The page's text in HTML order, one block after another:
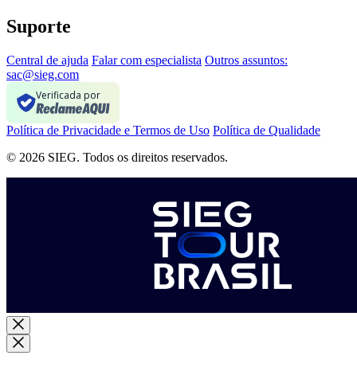
Suporte
Central de ajuda Falar com especialista Outros assuntos:
sac@sieg.com
Verificada por
Política de Privacidade e Termos de Uso Política de Qualidade
© 2026 SIEG. Todos os direitos reservados.